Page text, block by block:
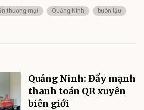
thương mại Quảng Ninh
buôn lậu
Quảng Ninh: Đẩy mạnh
thanh toán QR xuyên
biên giới